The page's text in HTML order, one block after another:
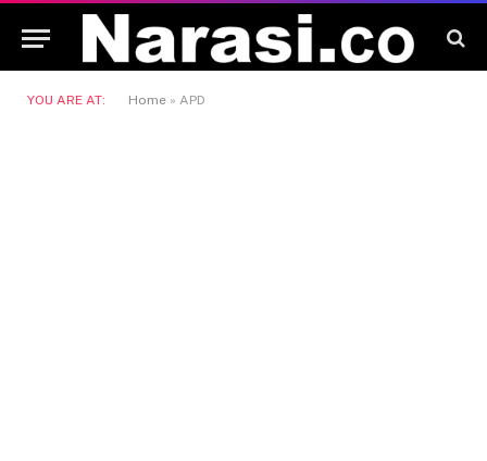
YOU ARE AT: Home » APD